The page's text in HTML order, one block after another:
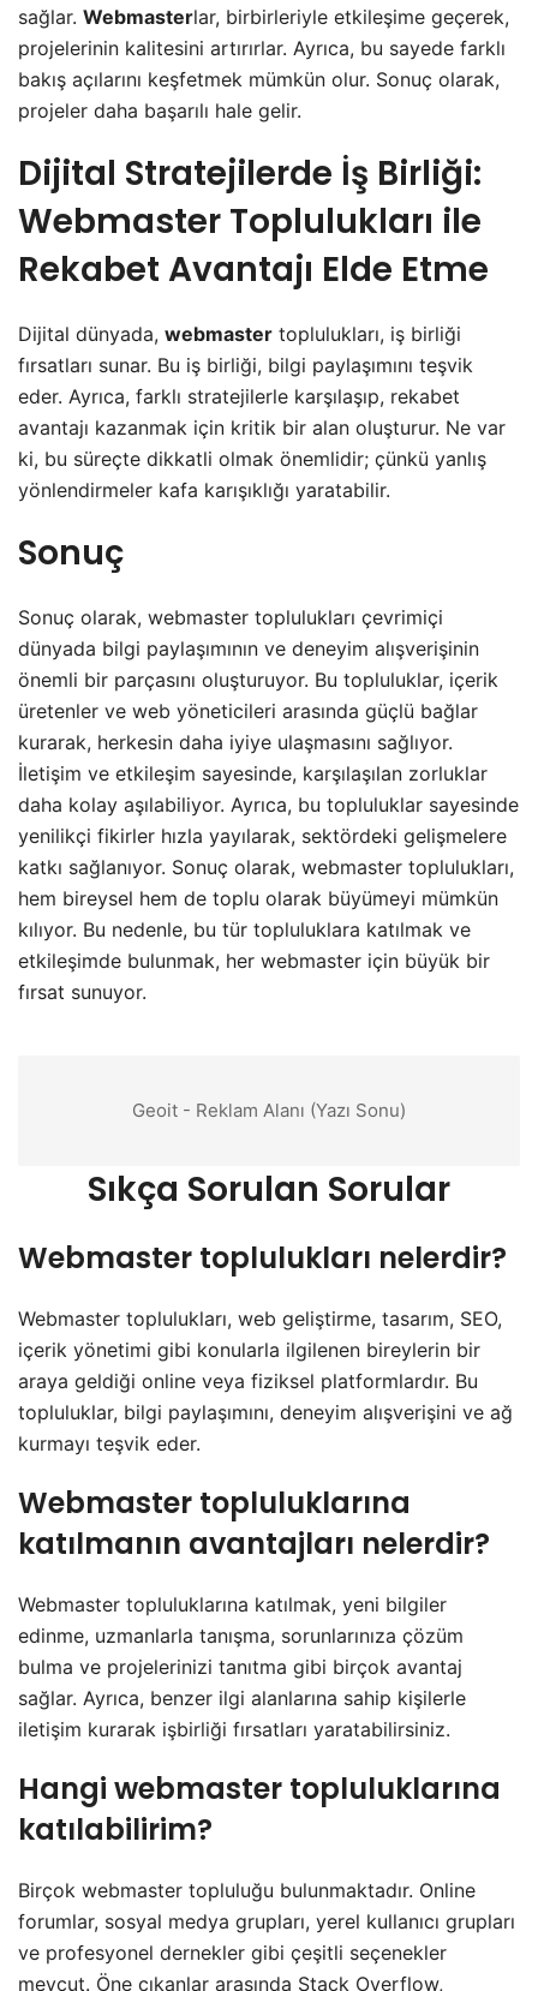
sağlar. Webmasterlar, birbirleriyle etkileşime geçerek,
projelerinin kalitesini artırırlar. Ayrıca, bu sayede farklı
bakış açılarını keşfetmek mümkün olur. Sonuç olarak,
projeler daha başarılı hale gelir.
Dijital Stratejilerde İş Birliği:
Webmaster Toplulukları ile
Rekabet Avantajı Elde Etme
Dijital dünyada, webmaster toplulukları, iş birliği
fırsatları sunar. Bu iş birliği, bilgi paylaşımını teşvik
eder. Ayrıca, farklı stratejilerle karşılaşıp, rekabet
avantajı kazanmak için kritik bir alan oluşturur. Ne var
ki, bu süreçte dikkatli olmak önemlidir; çünkü yanlış
yönlendirmeler kafa karışıklığı yaratabilir.
Sonuç
Sonuç olarak, webmaster toplulukları çevrimiçi
dünyada bilgi paylaşımının ve deneyim alışverişinin
önemli bir parçasını oluşturuyor. Bu topluluklar, içerik
üretenler ve web yöneticileri arasında güçlü bağlar
kurarak, herkesin daha iyiye ulaşmasını sağlıyor.
İletişim ve etkileşim sayesinde, karşılaşılan zorluklar
daha kolay aşılabiliyor. Ayrıca, bu topluluklar sayesinde
yenilikçi fikirler hızla yayılarak, sektördeki gelişmelere
katkı sağlanıyor. Sonuç olarak, webmaster toplulukları,
hem bireysel hem de toplu olarak büyümeyi mümkün
kılıyor. Bu nedenle, bu tür topluluklara katılmak ve
etkileşimde bulunmak, her webmaster için büyük bir
fırsat sunuyor.
Geoit - Reklam Alanı (Yazı Sonu)
Sıkça Sorulan Sorular
Webmaster toplulukları nelerdir?
Webmaster toplulukları, web geliştirme, tasarım, SEO,
içerik yönetimi gibi konularla ilgilenen bireylerin bir
araya geldiği online veya fiziksel platformlardır. Bu
topluluklar, bilgi paylaşımını, deneyim alışverişini ve ağ
kurmayı teşvik eder.
Webmaster topluluklarına
katılmanın avantajları nelerdir?
Webmaster topluluklarına katılmak, yeni bilgiler
edinme, uzmanlarla tanışma, sorunlarınıza çözüm
bulma ve projelerinizi tanıtma gibi birçok avantaj
sağlar. Ayrıca, benzer ilgi alanlarına sahip kişilerle
iletişim kurarak işbirliği fırsatları yaratabilirsiniz.
Hangi webmaster topluluklarına
katılabilirim?
Birçok webmaster topluluğu bulunmaktadır. Online
forumlar, sosyal medya grupları, yerel kullanıcı grupları
ve profesyonel dernekler gibi çeşitli seçenekler
mevcut. Öne çıkanlar arasında Stack Overflow,